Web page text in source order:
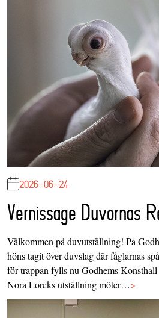
2026-06-24
Vernissage Duvornas
Välkommen på duvutställning! På
höns tagit över duvslag där fåglarnas
för trappan fylls nu Godhems
Nora Loreks utställning möter…>